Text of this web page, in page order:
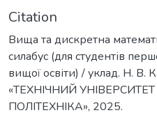
Citation
Вища та дискретна
силабус (для студентів
вищої освіти) / уклад. Н. В.
«ТЕХНІЧНИЙ
ПОЛІТЕХНІКА», 2025.